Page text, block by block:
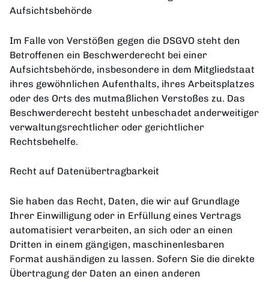
Aufsichtsbehörde
Im Falle von Verstößen gegen die DSGVO steht den
Betroffenen ein Beschwerderecht bei einer
Aufsichtsbehörde, insbesondere in dem Mitgliedstaat
ihres gewöhnlichen Aufenthalts, ihres Arbeitsplatzes
oder des Orts des mutmaßlichen Verstoßes zu. Das
Beschwerderecht besteht unbeschadet anderweitiger
verwaltungsrechtlicher oder gerichtlicher
Rechtsbehelfe.
Recht auf Datenübertragbarkeit
Sie haben das Recht, Daten, die wir auf Grundlage
Ihrer Einwilligung oder in Erfüllung eines Vertrags
automatisiert verarbeiten, an sich oder an einen
Dritten in einem gängigen, maschinenlesbaren
Format aushändigen zu lassen. Sofern Sie die direkte
Übertragung der Daten an einen anderen